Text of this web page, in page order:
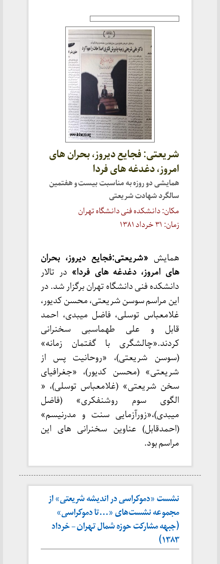
شریعتی: فجایع دیروز، بحران های
امروز، دغدغه های فردا
همایشی دو روزه به مناسبت بیست و هفتمین
سالگرد شهادت شریعتی
مکان: دانشکده فنی دانشگاه تهران
زمان: ۳۱ خرداد ۱۳۸۱
همایش «شریعتی:فجایع دیروز، بحران
های امروز، دغدغه های فردا» در تالار
دانشکده فنی دانشگاه تهران برگزار شد. در
این مراسم سوسن شریعتی، محسن کدیور،
غلامعباس توسلی، فاضل میبدی، احمد
قابل و علی طهماسبی سخنرانی
کردند.«چالشگری با گفتمان زمانه»
(سوسن شریعتی)، «روحانیت پس از
شریعتی» (محسن کدیور)، «جغرافیای
سخن شریعتی» (غلامعباس توسلی)، «
الگوی سوم روشنفکری» (فاضل
میبدی)،«زورآزمایی سنت و مدرنیسم»
(احمدقابل) عناوین سخنرانی های این
مراسم بود.
نشست «دموکراسی در اندیشه شریعتی» از
مجموعه نشست‌های «…تا دموکراسی»
(جبهه مشارکت حوزه شمال تهران – خرداد
۱۳۸۳)